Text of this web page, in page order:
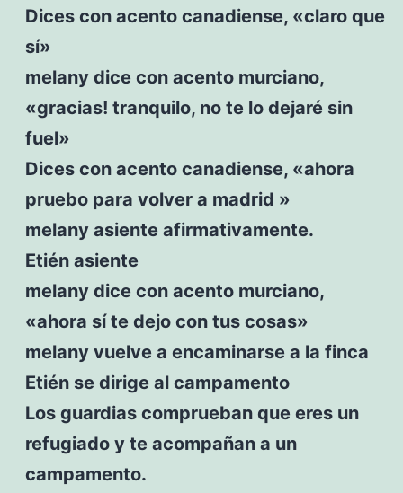
Dices con acento canadiense, «claro que
sí»
melany dice con acento murciano,
«gracias! tranquilo, no te lo dejaré sin
fuel»
Dices con acento canadiense, «ahora
pruebo para volver a madrid »
melany asiente afirmativamente.
Etién asiente
melany dice con acento murciano,
«ahora sí te dejo con tus cosas»
melany vuelve a encaminarse a la finca
Etién se dirige al campamento
Los guardias comprueban que eres un
refugiado y te acompañan a un
campamento.